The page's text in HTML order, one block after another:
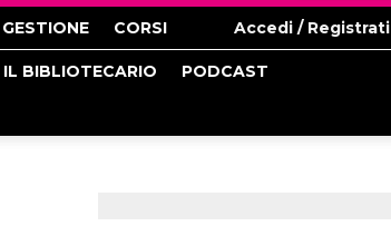
GESTIONE CORSI Accedi / Registrati
IL BIBLIOTECARIO PODCAST